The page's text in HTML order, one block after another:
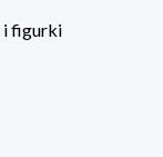
i figurki